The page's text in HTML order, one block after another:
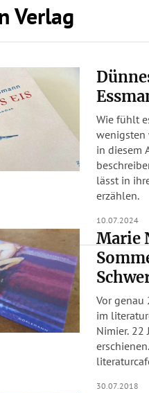
Verlag
Wie fühlt
wenigsten
in diesem
lässt in
erzählen.
10.07.2024
Marie
Vor genau
im
Nimier. 22
erschienen. Was liegt näher, als zur Neugestaltung des
30.07.2018